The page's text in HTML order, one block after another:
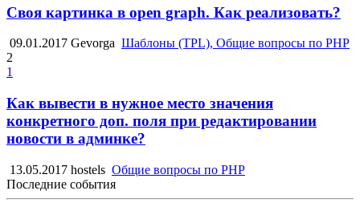
Своя картинка в open graph. Как реализовать?
09.01.2017 Gevorga Шаблоны (TPL), Общие вопросы по PHP
2
1
Как вывести в нужное место значения
конкретного доп. поля при редактировании
новости в админке?
13.05.2017 hostels Общие вопросы по PHP
Последние события